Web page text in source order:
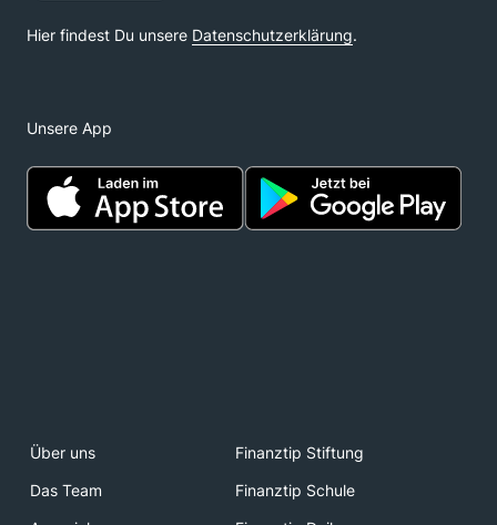
Unsere App
Über uns
Finanztip Stiftung
Das Team
Finanztip Schule